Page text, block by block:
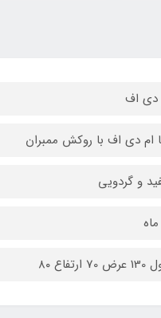
دی اف
ام دی اف با روکش ممبران
و گردویی
ارتفاع ۸۰